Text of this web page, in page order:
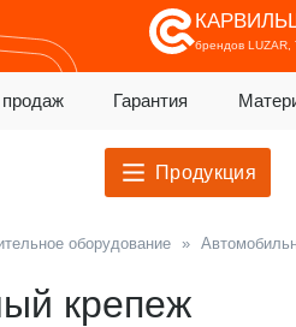
брендов LUZAR,
продаж Гарантия
Продукция
оборудование »
крепеж